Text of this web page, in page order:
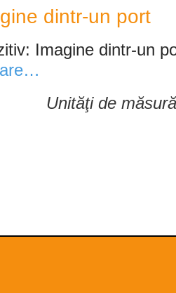
dintr-un port
Imagine dintr-un
Unităţi de măsură